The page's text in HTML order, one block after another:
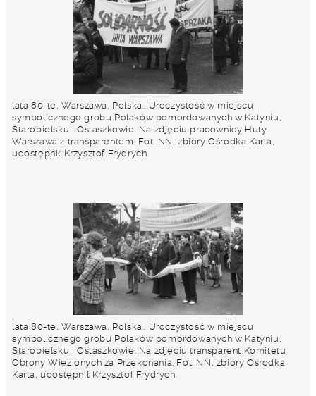
lata 80-te, Warszawa, Polska.. Uroczystość w miejscu
symbolicznego grobu Polaków pomordowanych w Katyniu,
Starobielsku i Ostaszkowie. Na zdjęciu pracownicy Huty
Warszawa z transparentem. Fot. NN, zbiory Ośrodka Karta,
udostępnił Krzysztof Frydrych.
lata 80-te, Warszawa, Polska.. Uroczystość w miejscu
symbolicznego grobu Polaków pomordowanych w Katyniu,
Starobielsku i Ostaszkowie. Na zdjęciu transparent Komitetu
Obrony Więzionych za Przekonania. Fot. NN, zbiory Ośrodka
Karta, udostępnił Krzysztof Frydrych.